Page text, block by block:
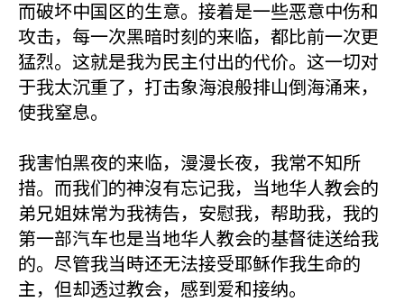
而破坏中国区的生意。接着是一些恶意中伤和
攻击，每一次黑暗时刻的来临，都比前一次更
猛烈。这就是我为民主付出的代价。这一切对
于我太沉重了，打击象海浪般排山倒海涌来，
使我窒息。
我害怕黑夜的来临，漫漫长夜，我常不知所
措。而我们的神沒有忘记我，当地华人教会的
弟兄姐妹常为我祷告，安慰我，帮助我，我的
第一部汽车也是当地华人教会的基督徒送给我
的。尽管我当時还无法接受耶稣作我生命的
主，但却透过教会，感到爱和接纳。